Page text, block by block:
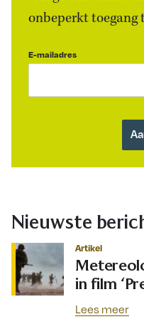
onbeperkt toegang
E-mailadres
Nieuwste
Artikel
in film
Lees meer